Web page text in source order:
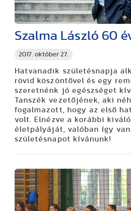
2017. október 27.
Szalma László 60
Hatvanadik születésnapja
rövid köszöntővel és egy
szeretnénk jó egészséget
Tanszék vezetőjének, aki
fogalmazott, hogy az első
volt. Elnézve a korábbi
életpályáját, valóban így
születésnapot kívánunk!